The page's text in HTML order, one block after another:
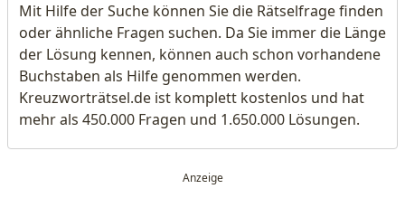
Mit Hilfe der Suche können Sie die Rätselfrage finden
oder ähnliche Fragen suchen. Da Sie immer die Länge
der Lösung kennen, können auch schon vorhandene
Buchstaben als Hilfe genommen werden.
Kreuzworträtsel.de ist komplett kostenlos und hat
mehr als 450.000 Fragen und 1.650.000 Lösungen.